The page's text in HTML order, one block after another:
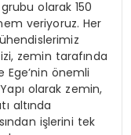
olarak 150
veriyoruz. Her
zemin tarafında
Ege’nin önemli
olarak zemin,
altında
işlerini tek